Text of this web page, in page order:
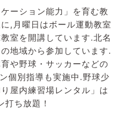
ーション能力」を育む教
,月曜日はボール運動教室
室を開講しています.北名
地域から参加しています.
や野球・サッカーなどの
個別指導も実施中.野球少
屋内練習場レンタル」は
打ち放題！